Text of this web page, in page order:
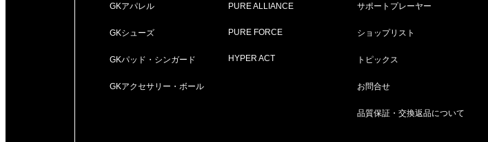
GKアパレル
GKシューズ
GKパッド・シンガード
GKアクセサリー・ボール
PURE ALLIANCE
PURE FORCE
HYPER ACT
サポートプレーヤー
ショップリスト
トピックス
お問合せ
品質保証・交換返品について